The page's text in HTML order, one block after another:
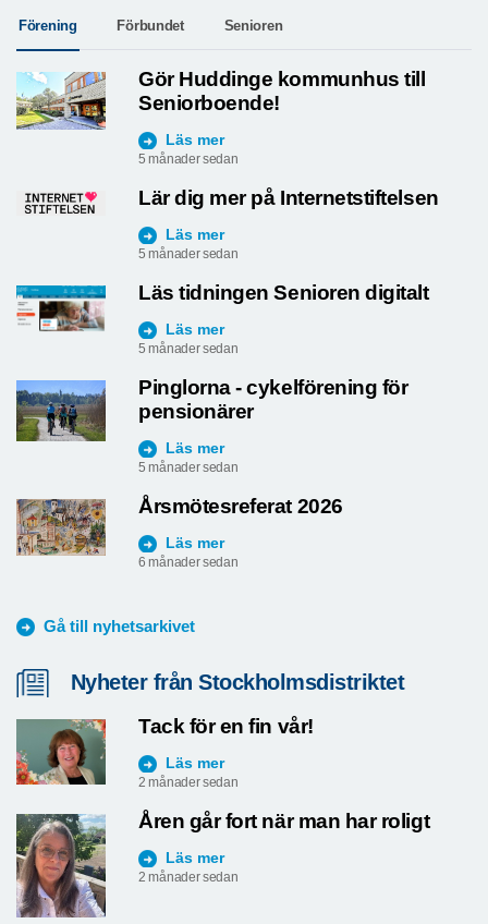
Förening Förbundet Senioren
Gör Huddinge kommunhus till
Seniorboende!
Läs mer
5 månader sedan
Lär dig mer på Internetstiftelsen
Läs mer
5 månader sedan
Läs tidningen Senioren digitalt
Läs mer
5 månader sedan
Pinglorna - cykelförening för
pensionärer
Läs mer
5 månader sedan
Årsmötesreferat 2026
Läs mer
6 månader sedan
Gå till nyhetsarkivet
Nyheter från Stockholmsdistriktet
Tack för en fin vår!
Läs mer
2 månader sedan
Åren går fort när man har roligt
Läs mer
2 månader sedan